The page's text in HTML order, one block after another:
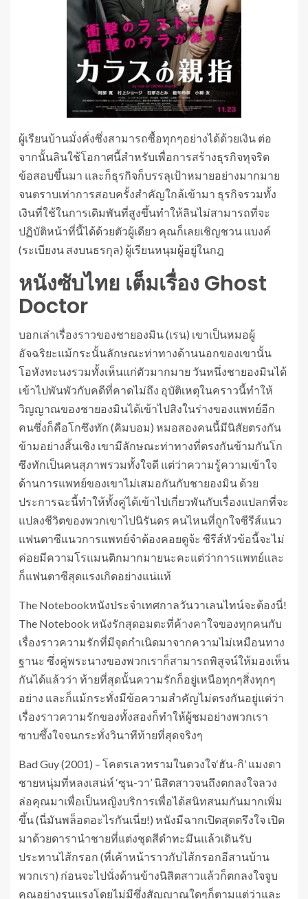
ผู้เรียนบ้านมั่งคั่งซึ่งสามารถซื้อทุกๆอย่างได้ด้วยเงิน ต่อ
จากนั้นลินใช้โอกาศนี้สำหรับเพื่อการสร้างธุรกิจทุจริต
ข้อสอบขึ้นมา และก็ธุรกิจก็บรรลุเป้าหมายอย่างมากมาย
จนตราบเท่าการสอบครั้งสำคัญใกล้เข้ามา ธุรกิจรวมทั้ง
เงินที่ใช้ในการเดิมพันที่สูงขึ้นทำให้ลินไม่สามารถที่จะ
ปฏิบัติหน้าที่นี้ได้ด้วยตัวผู้เดียว คุณก็เลยเชิญชวน แบงค์
(ระเบียงน สงบนธรกุล) ผู้เรียนหนุมผู้อยู่ในกฎ
หนังซับไทย เต็มเรื่อง Ghost
Doctor
บอกเล่าเรื่องราวของชายองมิน (เรน) เขาเป็นหมอผู้
อัจฉริยะแม้กระนั้นลักษณะท่าทางด้านนอกของเขานั้น
โอหังทะนงรวมทั้งเห็นแก่ตัวมากมาย วันหนึ่งชายองมินได้
เข้าไปพันพัวกับคดีที่คาดไม่ถึง อุบัติเหตุในคราวนี้ทำให้
วิญญาณของชายองมินได้เข้าไปสิงในร่างของแพทย์อีก
คนซึ่งก็คือโกซึงทัก (คิมบอม) หมอสองคนนี้มีนิสัยตรงกัน
ข้ามอย่างสิ้นเชิง เขามีลักษณะท่าทางที่ตรงกันข้ามกันโก
ซึงทักเป็นคนสุภาพรวมทั้งใจดี แต่ว่าความรู้ความเข้าใจ
ด้านการแพทย์ของเขาไม่เสมอกันกับชายองมิน ด้วย
ประการฉะนี้ทำให้ทั้งคู่ได้เข้าไปเกี่ยวพันกับเรื่องแปลกที่จะ
แปลงชีวิตของพวกเขาไปนิรันดร คนไหนที่ถูกใจซีรีส์แนว
แฟนตาซีแนวการแพทย์จำต้องคอยดูจ้ะ ซีรีส์หัวข้อนี้จะไม่
ค่อยมีความโรแมนติกมากมายนะคะแต่ว่าการแพทย์และ
ก็แฟนตาซีสุดแรงเกิดอย่างแน่แท้
The Notebookหนังประจำเทศกาลวันวาเลนไทน์จะต้องนี่!
The Notebook หนังรักสุดอมตะที่ค้างคาใจของทุกคนกับ
เรื่องราวความรักที่มีจุดกำเนิดมาจากความไม่เหมือนทาง
ฐานะ ซึ่งคู่พระนางของพวกเราก็สามารถพิสูจน์ให้มองเห็น
กันได้แล้วว่า ท้ายที่สุดนั้นความรักก็อยู่เหนือทุกๆสิ่งทุกๆ
อย่าง และก็แม้กระทั่งมีข้อความสำคัญไม่ตรงกันอยู่แต่ว่า
เรื่องราวความรักของทั้งสองก็ทำให้ผู้ชมอย่างพวกเรา
ซาบซึ้งใจจนกระทั่งวินาทีท้ายที่สุดจริงๆ
Bad Guy (2001) – โคตรเลวทรามในดวงใจ‘ฮัน-กิ’ แมงดา
ชายหนุ่มที่หลงเสน่ห์ ‘ซุน-วา’ นิสิตสาวจนถึงตกลงใจลวง
ล่อคุณมาเพื่อเป็นหญิงบริการเพื่อได้สนิทสนมกันมากเพิ่ม
ขึ้น (นี่มันพล็อตอะไรกันเนี่ย!) หนังมีฉากเปิดสุดตรึงใจ เปิด
มาด้วยดารานำชายที่แต่งชุดสีดำทะมึนแล้วเดินรับ
ประทานไส้กรอก (ที่เค้าหน้าราวกับไส้กรอกอีสานบ้าน
พวกเรา) ก่อนจะไปนั่งด้านข้างนิสิตสาวแล้วก็ตกลงใจจูบ
คุณอย่างรุนแรงโดยไม่มีซึ่งสัญญาณใดๆก็ตามแต่ว่าและ